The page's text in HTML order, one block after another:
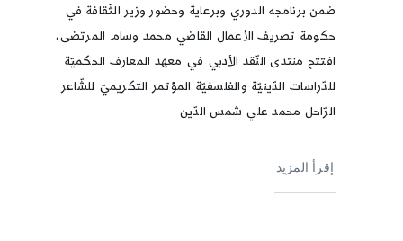
ضمن برنامجه الدوري وبرعاية وحضور وزير الثّقافة في
حكومة تصريف الأعمال القاضي محمد وسام المرتضى،
افتتح منتدى النّقد الأدبي في معهد المعارف الحكميّة
للدّراسات الدّينيّة والفلسفيّة المؤتمر التكريميّ للشّاعر
الرّاحل محمد علي شمس الدّين
إقرأ المزيد